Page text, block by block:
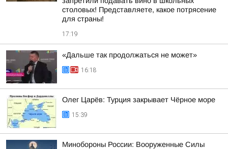
столовых! Представляете, какое потрясение
для страны!
17:19
«Дальше так продолжаться не может»
16:18
Олег Царёв: Турция закрывает Чёрное море
15:39
Минобороны России: Вооруженные Силы